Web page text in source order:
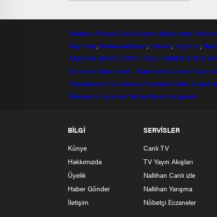
Nallıhan Ankara Bolu Eskişehir haber sitesi
Haymana, Kahramankazan, Kalecik, Keçiören,
ANKARA HABER SİTESİ BOLU HABER SİTESİ
Karaman Haber sitesi
Karaman Gündem
Memurhaber Kamuhaber Kamudanhaber imaret
Televizyon Karaman Radyo Karaman gazete
BİLGİ
Künye
Hakkımızda
Üyelik
Haber Gönder
İletişim
SERVİSLER
Canlı TV
TV Yayın Akışları
Nallıhan Canlı izle
Nallıhan Yarışma
Nöbetçi Eczaneler